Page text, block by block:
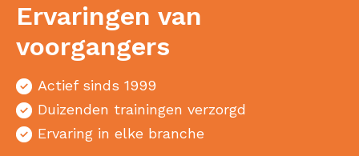
Ervaringen van
voorgangers
Actief sinds 1999
Duizenden trainingen verzorgd
Ervaring in elke branche